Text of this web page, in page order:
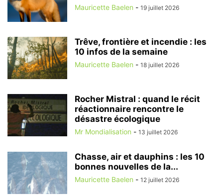
Mauricette Baelen - 19 juillet 2026
Trêve, frontière et incendie : les
10 infos de la semaine
Mauricette Baelen - 18 juillet 2026
Rocher Mistral : quand le récit
réactionnaire rencontre le
désastre écologique
Mr Mondialisation - 13 juillet 2026
Chasse, air et dauphins : les 10
bonnes nouvelles de la...
Mauricette Baelen - 12 juillet 2026